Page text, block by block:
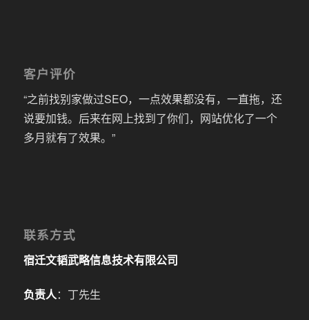
客户评价
“之前找别家做过SEO，一点效果都没有，一直拖，还
说要加钱。后来在网上找到了你们，网站优化了一个
多月就有了效果。”
联系方式
宿迁文韬武略信息技术有限公司
负责人：丁先生